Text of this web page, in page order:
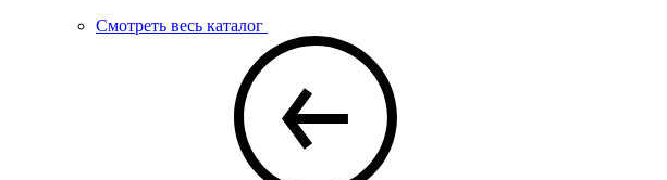
Смотреть весь каталог